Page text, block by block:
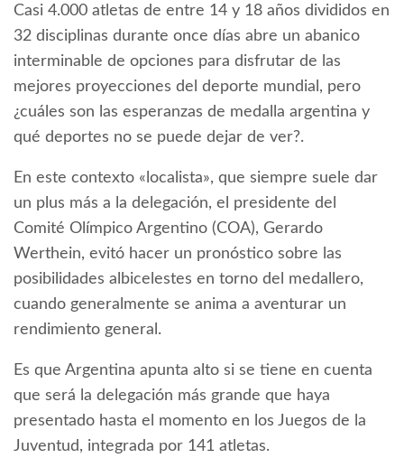
Casi 4.000 atletas de entre 14 y 18 años divididos en
32 disciplinas durante once días abre un abanico
interminable de opciones para disfrutar de las
mejores proyecciones del deporte mundial, pero
¿cuáles son las esperanzas de medalla argentina y
qué deportes no se puede dejar de ver?.
En este contexto «localista», que siempre suele dar
un plus más a la delegación, el presidente del
Comité Olímpico Argentino (COA), Gerardo
Werthein, evitó hacer un pronóstico sobre las
posibilidades albicelestes en torno del medallero,
cuando generalmente se anima a aventurar un
rendimiento general.
Es que Argentina apunta alto si se tiene en cuenta
que será la delegación más grande que haya
presentado hasta el momento en los Juegos de la
Juventud, integrada por 141 atletas.